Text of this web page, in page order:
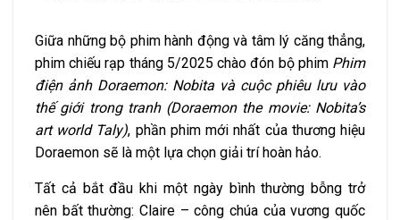
Giữa những bộ phim hành động và tâm lý căng thẳng,
phim chiếu rạp tháng 5/2025 chào đón bộ phim Phim
điện ảnh Doraemon: Nobita và cuộc phiêu lưu vào
thế giới trong tranh (Doraemon the movie: Nobita’s
art world Taly), phần phim mới nhất của thương hiệu
Doraemon sẽ là một lựa chọn giải trí hoàn hảo.
Tất cả bắt đầu khi một ngày bình thường bỗng trở
nên bất thường: Claire – công chúa của vương quốc